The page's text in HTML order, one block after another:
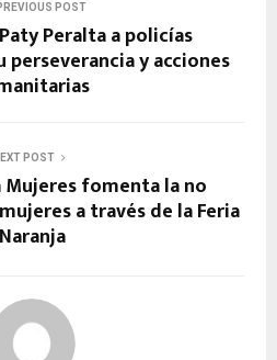
POST
Peralta a policías
perseverancia y acciones
POST
fomenta la no
a través de la Feria
Naranja